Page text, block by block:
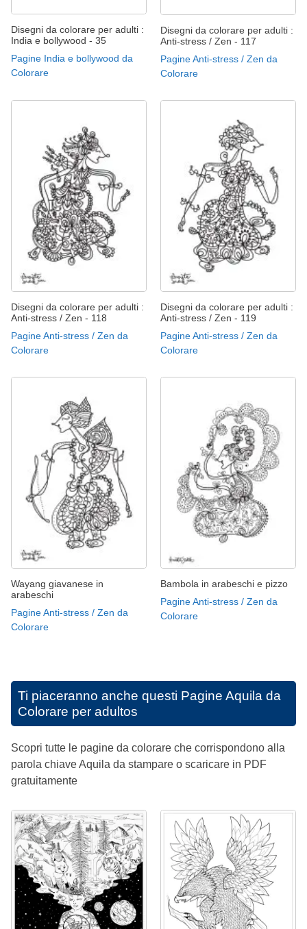
Disegni da colorare per adulti :
India e bollywood - 35
Pagine India e bollywood da
Colorare
Disegni da colorare per adulti :
Anti-stress / Zen - 117
Pagine Anti-stress / Zen da
Colorare
Disegni da colorare per adulti :
Anti-stress / Zen - 118
Pagine Anti-stress / Zen da
Colorare
Disegni da colorare per adulti :
Anti-stress / Zen - 119
Pagine Anti-stress / Zen da
Colorare
Wayang giavanese in
arabeschi
Pagine Anti-stress / Zen da
Colorare
Bambola in arabeschi e pizzo
Pagine Anti-stress / Zen da
Colorare
Ti piaceranno anche questi Pagine Aquila da
Colorare per adultos
Scopri tutte le pagine da colorare che corrispondono alla
parola chiave Aquila da stampare o scaricare in PDF
gratuitamente